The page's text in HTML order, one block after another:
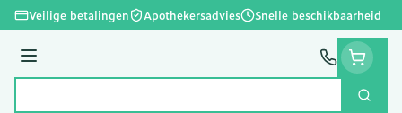
Ga naar de inhoud
Veilige betalingen Apothekersadvies Snelle beschikbaarheid
Menu
Zoek